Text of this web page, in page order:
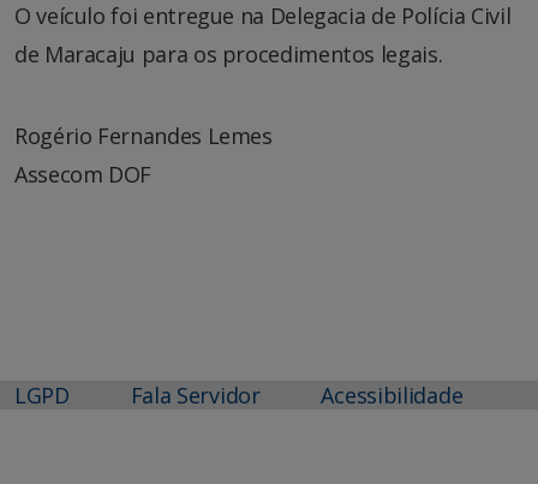
O veículo foi entregue na Delegacia de Polícia Civil
de Maracaju para os procedimentos legais.
Rogério Fernandes Lemes
Assecom DOF
LGPD Fala Servidor Acessibilidade